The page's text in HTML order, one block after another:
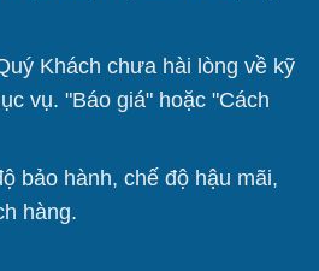
Khách chưa hài lòng về kỹ
vụ. "Báo giá" hoặc "Cách
bảo hành, chế độ hậu mãi,
hàng.